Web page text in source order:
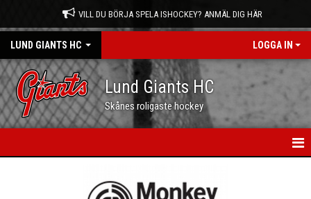
VILL DU BÖRJA SPELA ISHOCKEY? ANMÄL DIG HÄR
LUND GIANTS HC LOGGA IN
Lund Giants HC
Skånes roligaste hockey